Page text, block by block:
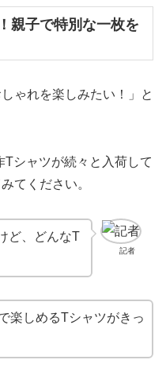
親子で特別な一枚を
ゃれを楽しみたい！」と
シャツが続々と入荷して
てください。
記者
ど、どんなT
楽しめるTシャツがきっ